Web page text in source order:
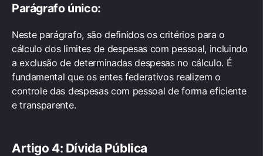
Parágrafo único:
Neste parágrafo, são definidos os critérios para o
cálculo dos limites de despesas com pessoal, incluindo
a exclusão de determinadas despesas no cálculo. É
fundamental que os entes federativos realizem o
controle das despesas com pessoal de forma eficiente
e transparente.
Artigo 4: Dívida Pública